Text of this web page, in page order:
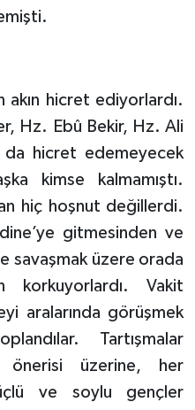
akın hicret ediyorlardı.
Hz. Ebû Bekir, Hz. Ali
hicret edemeyecek
kimse kalmamıştı.
hiç hoşnut değillerdi.
gitmesinden ve
savaşmak üzere orada
korkuyorlardı. Vakit
aralarında görüşmek
Tartışmalar
önerisi üzerine, her
ve soylu gençler